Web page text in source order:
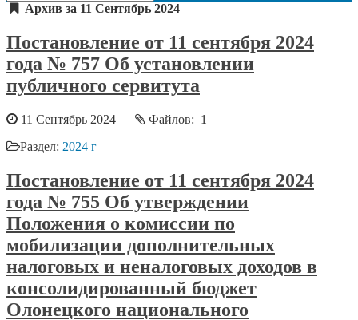
Архив за 11 Сентябрь 2024
Постановление от 11 сентября 2024
года № 757 Об установлении
публичного сервитута
11 Сентябрь 2024
Файлов: 1
Раздел: 2024 г
Постановление от 11 сентября 2024
года № 755 Об утверждении
Положения о комиссии по
мобилизации дополнительных
налоговых и неналоговых доходов в
консолидированный бюджет
Олонецкого национального